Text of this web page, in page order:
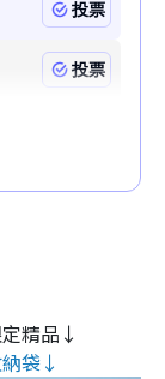
精品↓
袋↓